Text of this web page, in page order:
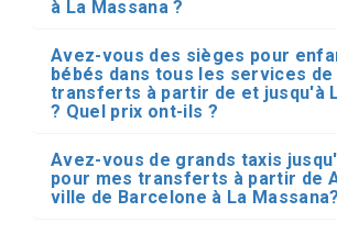
à La Massana ?
Avez-vous des sièges pour
bébés dans tous les services
transferts à partir de et jusqu'à
? Quel prix ont-ils ?
Avez-vous de grands taxis
pour mes transferts à partir de
ville de Barcelone à La Massana?